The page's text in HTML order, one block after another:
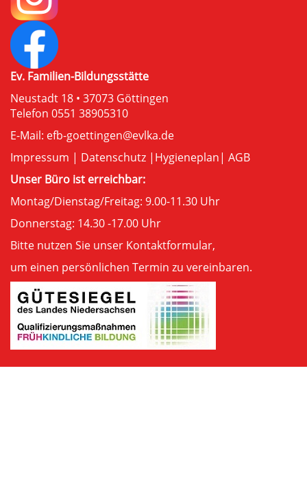
Ev. Familien-Bildungsstätte
Neustadt 18 • 37073 Göttingen
Telefon 0551 38905310
E-Mail: efb-goettingen@evlka.de
Impressum | Datenschutz | Hygieneplan| AGB
Unser Büro ist erreichbar:
Montag/Dienstag/Freitag: 9.00-11.30 Uhr
Donnerstag: 14.30 -17.00 Uhr
Bitte nutzen Sie unser Kontaktformular,
um einen persönlichen Termin zu vereinbaren.